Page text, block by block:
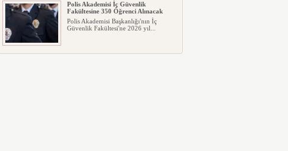
Polis Akademisi İç Güvenlik
Fakültesine 350 Öğrenci Alınacak
Polis Akademisi Başkanlığı'nın İç
Güvenlik Fakültesi'ne 2026 yıl...
E-Devlet Unutulan Para Sorgulaması